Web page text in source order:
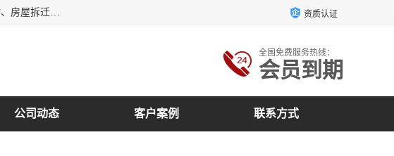
峡岭（重庆）第三方评估咨询有限公司主营：房屋拆迁征收评估、花卉苗木价值评估、资产评估事务所、养殖场评估、房屋拆迁服务公司等，形成了综合一体化的资产评估、财务审计和资产优化处置服务，是在全国同行业中资质全、业务服务范围广、具有影响力的综合服务机构。 资质认证
全国免费服务热线：
会员到期
公司动态 客户案例 联系方式